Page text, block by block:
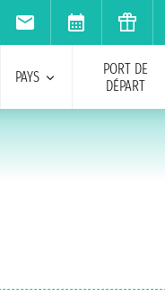
PAYS
PORT DE
DÉPART